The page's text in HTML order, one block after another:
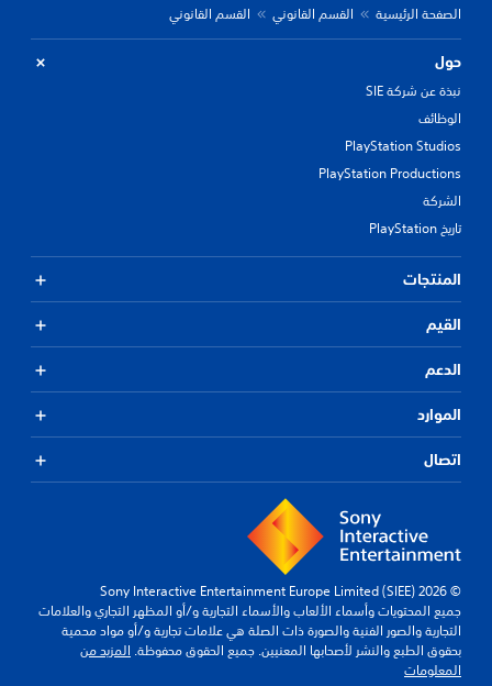
الصفحة الرئيسية القسم القانوني القسم القانوني
حول
نبذة عن شركة SIE
الوظائف
PlayStation Studios
PlayStation Productions
الشركة
تاريخ PlayStation
المنتجات
القيم
الدعم
الموارد
اتصال
© 2026 Sony Interactive Entertainment Europe Limited (SIEE)
جميع المحتويات وأسماء الألعاب والأسماء التجارية و/أو المظهر التجاري والعلامات
التجارية والصور الفنية والصورة ذات الصلة هي علامات تجارية و/أو مواد محمية
بحقوق الطبع والنشر لأصحابها المعنيين. جميع الحقوق محفوظة. المزيد من
المعلومات